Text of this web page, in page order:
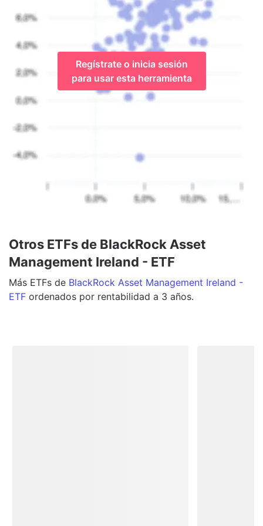
Regístrate o inicia sesión
para usar esta herramienta
Otros ETFs de BlackRock Asset
Management Ireland - ETF
Más ETFs de BlackRock Asset Management Ireland -
ETF ordenados por rentabilidad a 3 años.